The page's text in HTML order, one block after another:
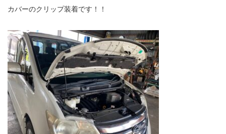
カバーのクリップ装着です！！